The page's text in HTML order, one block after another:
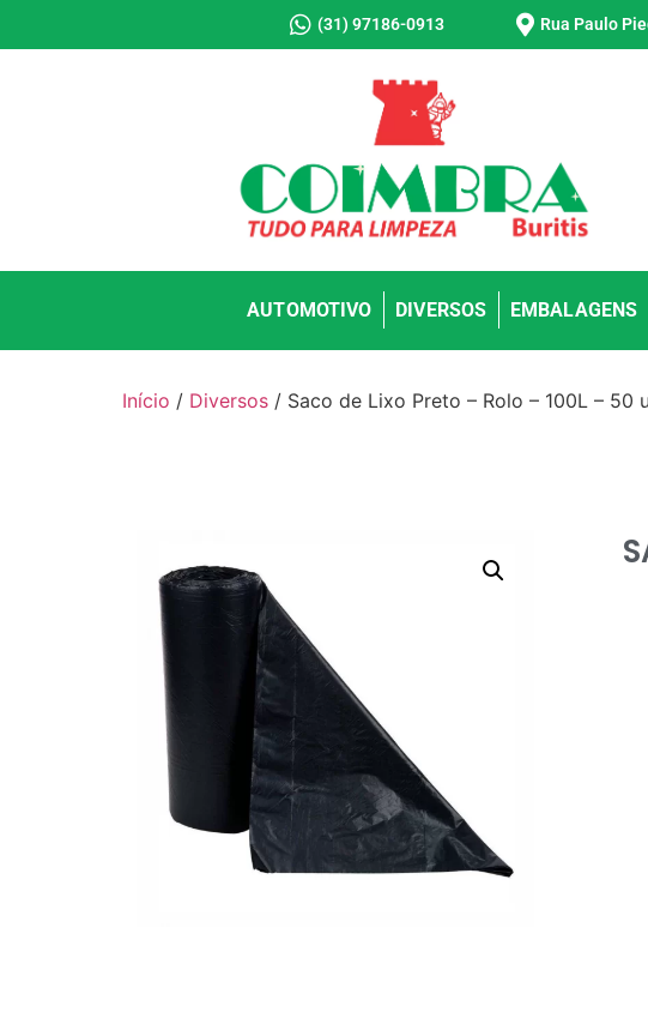
(31) 97186-0913 Rua Paulo
AUTOMOTIVO DIVERSOS EMBALAGENS
Início / Diversos / Saco de Lixo Preto – Rolo – 100L – 50